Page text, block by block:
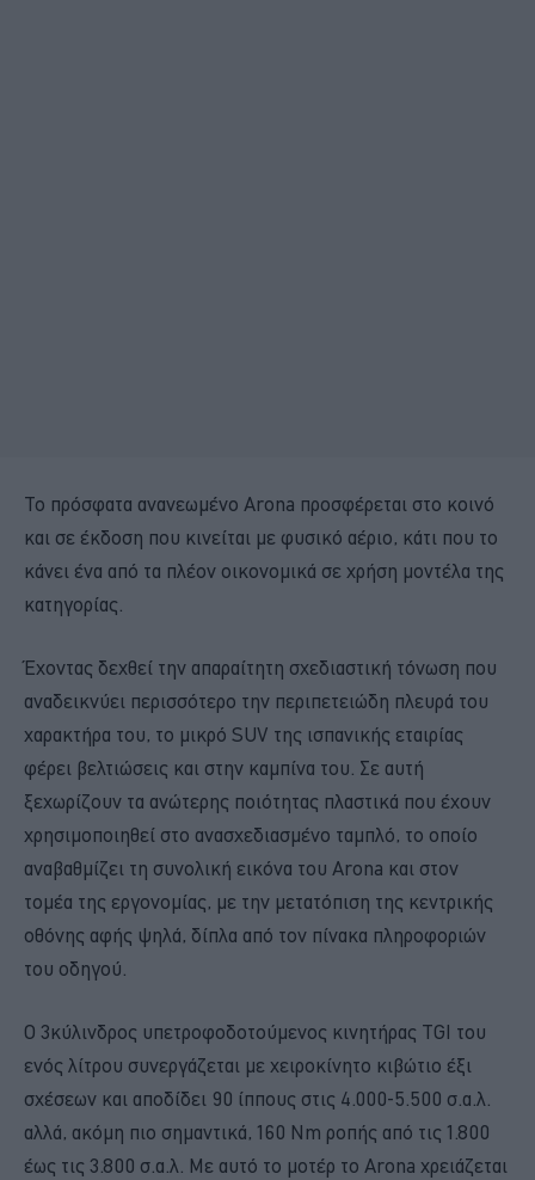
Το πρόσφατα ανανεωμένο Arona προσφέρεται στο κοινό
και σε έκδοση που κινείται με φυσικό αέριο, κάτι που το
κάνει ένα από τα πλέον οικονομικά σε χρήση μοντέλα της
κατηγορίας.
Έχοντας δεχθεί την απαραίτητη σχεδιαστική τόνωση που
αναδεικνύει περισσότερο την περιπετειώδη πλευρά του
χαρακτήρα του, το μικρό SUV της ισπανικής εταιρίας
φέρει βελτιώσεις και στην καμπίνα του. Σε αυτή
ξεχωρίζουν τα ανώτερης ποιότητας πλαστικά που έχουν
χρησιμοποιηθεί στο ανασχεδιασμένο ταμπλό, το οποίο
αναβαθμίζει τη συνολική εικόνα του Arona και στον
τομέα της εργονομίας, με την μετατόπιση της κεντρικής
οθόνης αφής ψηλά, δίπλα από τον πίνακα πληροφοριών
του οδηγού.
Ο 3κύλινδρος υπετροφοδοτούμενος κινητήρας TGI του
ενός λίτρου συνεργάζεται με χειροκίνητο κιβώτιο έξι
σχέσεων και αποδίδει 90 ίππους στις 4.000-5.500 σ.α.λ.
αλλά, ακόμη πιο σημαντικά, 160 Nm ροπής από τις 1.800
έως τις 3.800 σ.α.λ. Με αυτό το μοτέρ το Arona χρειάζεται